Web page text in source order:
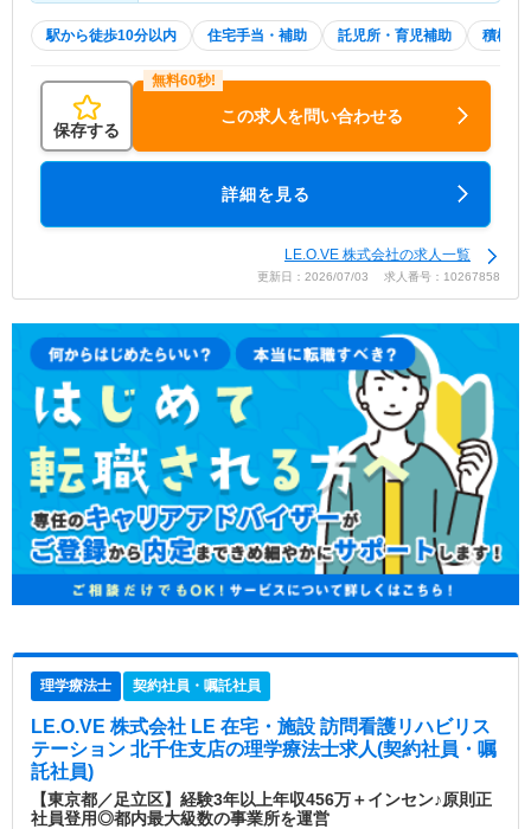
駅から徒歩10分以内 住宅手当・補助 託児所・育児補助 積極採
保存する
この求人を問い合わせる
詳細を見る
LE.O.VE 株式会社の求人一覧
更新日：2026/07/03 求人番号：10267858
理学療法士 契約社員・嘱託社員
LE.O.VE 株式会社 LE 在宅・施設 訪問看護リハビリス
テーション 北千住支店の理学療法士求人(契約社員・嘱
託社員)
【東京都／足立区】経験3年以上年収456万＋インセン♪原則正
社員登用◎都内最大級数の事業所を運営